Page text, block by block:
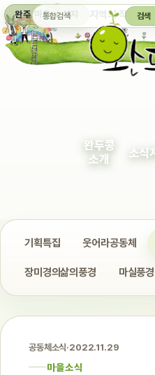
완주 마을 소식지 지역의 작은 이
통합검색 검색
완두콩
소개
소식
기획특집 웃어라공동체
장미경의삶의풍경 마실풍경
공동체소식·2022.11.29
마을소식